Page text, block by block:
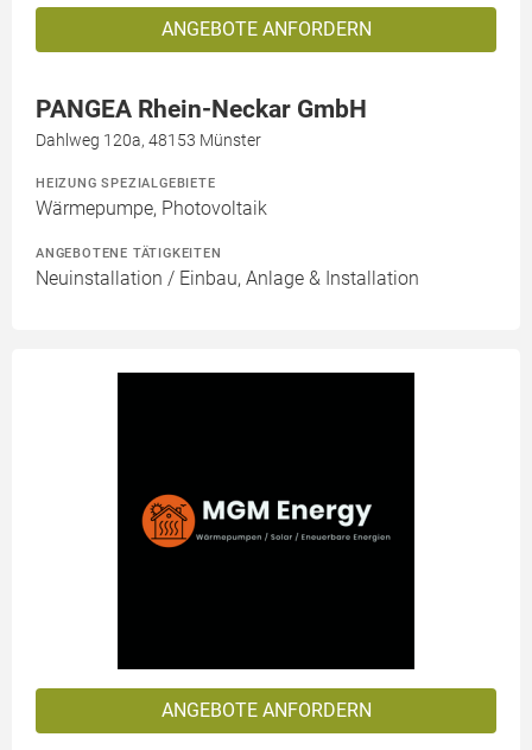
ANGEBOTE ANFORDERN
PANGEA Rhein-Neckar GmbH
Dahlweg 120a, 48153 Münster
HEIZUNG SPEZIALGEBIETE
Wärmepumpe, Photovoltaik
ANGEBOTENE TÄTIGKEITEN
Neuinstallation / Einbau, Anlage & Installation
ANGEBOTE ANFORDERN